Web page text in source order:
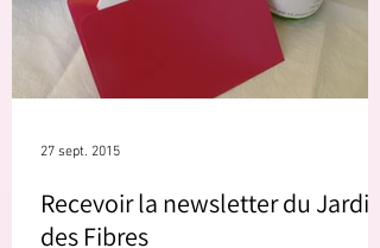
Recevoir la newsletter du Jardin
des Fibres
27 sept. 2015